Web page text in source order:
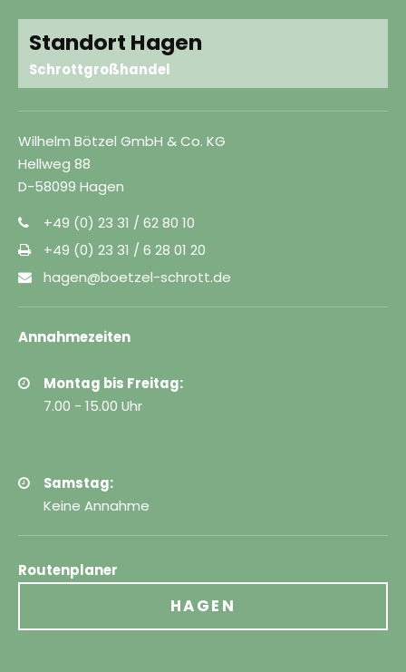
Standort Hagen
Schrottgroßhandel
Wilhelm Bötzel GmbH & Co. KG
Hellweg 88
D-58099 Hagen
+49 (0) 23 31 / 62 80 10
+49 (0) 23 31 / 6 28 01 20
hagen@boetzel-schrott.de
Annahmezeiten
Montag bis Freitag:
7.00 - 15.00 Uhr
Samstag:
Keine Annahme
Routenplaner
HAGEN